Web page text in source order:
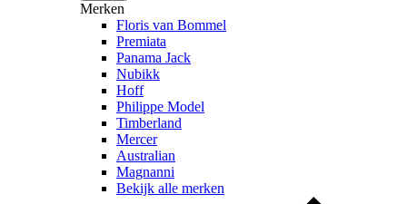
Merken
Floris van Bommel
Premiata
Panama Jack
Nubikk
Hoff
Philippe Model
Timberland
Mercer
Australian
Magnanni
Bekijk alle merken